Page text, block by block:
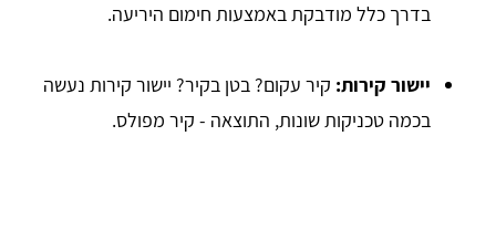
בדרך כלל מודבקת באמצעות חימום היריעה.
יישור קירות: קיר עקום? בטן בקיר? יישור קירות נעשה
בכמה טכניקות שונות, התוצאה - קיר מפולס.